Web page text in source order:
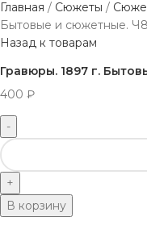
Главная Сюжеты
Бытовые и сюжетные. Ч8
Назад к товарам
Гравюры. 1897 г.
400 ₽
В корзину